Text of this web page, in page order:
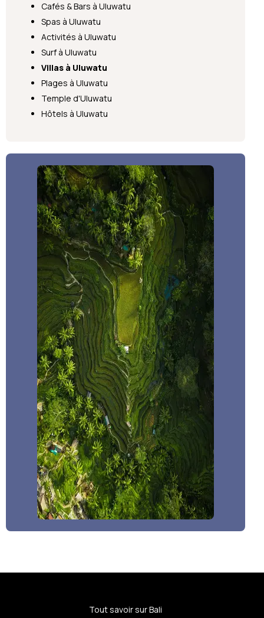
Cafés & Bars à Uluwatu
Spas à Uluwatu
Activités à Uluwatu
Surf à Uluwatu
Villas à Uluwatu
Plages à Uluwatu
Temple d'Uluwatu
Hôtels à Uluwatu
Tout savoir sur Bali